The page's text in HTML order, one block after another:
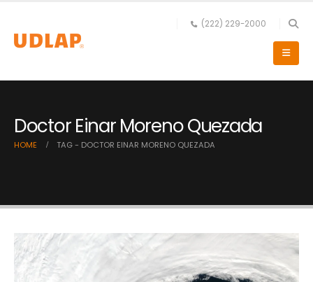
(222) 229-2000
Doctor Einar Moreno Quezada
HOME TAG - DOCTOR EINAR MORENO QUEZADA